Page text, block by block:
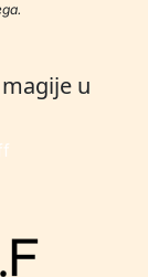
u